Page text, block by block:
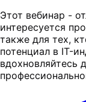
Этот вебинар -
интересуется
также для тех,
потенциал в IT-
вдохновляйтесь